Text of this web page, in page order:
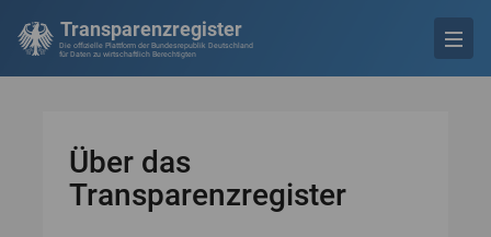
Transparenzregister
Die offizielle Plattform der Bundesrepublik Deutschland
für Daten zu wirtschaftlich Berechtigten
Über das
Transparenzregister